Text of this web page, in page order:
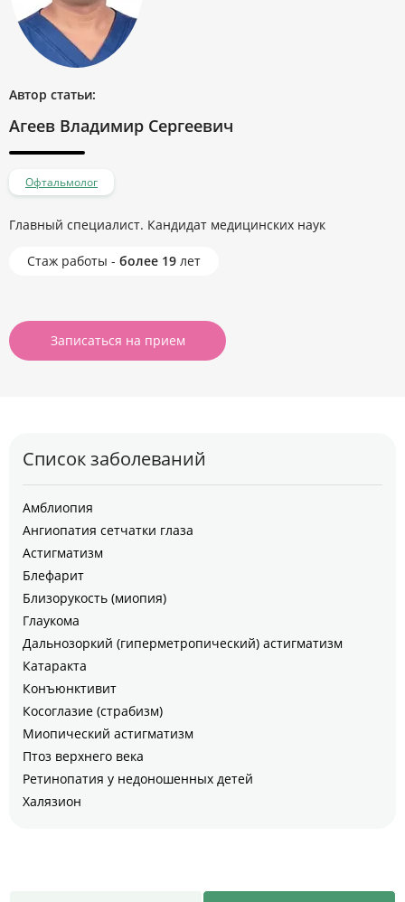
Автор статьи:
Агеев Владимир Сергеевич
Офтальмолог
Главный специалист. Кандидат медицинских наук
Стаж работы - более 19 лет
Записаться на прием
Список заболеваний
Амблиопия
Ангиопатия сетчатки глаза
Астигматизм
Блефарит
Близорукость (миопия)
Глаукома
Дальнозоркий (гиперметропический) астигматизм
Катаракта
Конъюнктивит
Косоглазие (страбизм)
Миопический астигматизм
Птоз верхнего века
Ретинопатия у недоношенных детей
Халязион